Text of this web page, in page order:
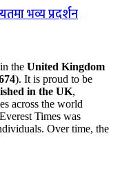
भव्य प्रदर्शन
the United Kingdom
). It is proud to be
in the UK,
across the world
Times was
Over time, the